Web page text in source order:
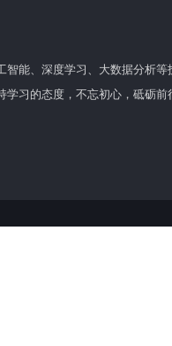
智能、深度学习、大数据分析
学习的态度，不忘初心，砥砺前